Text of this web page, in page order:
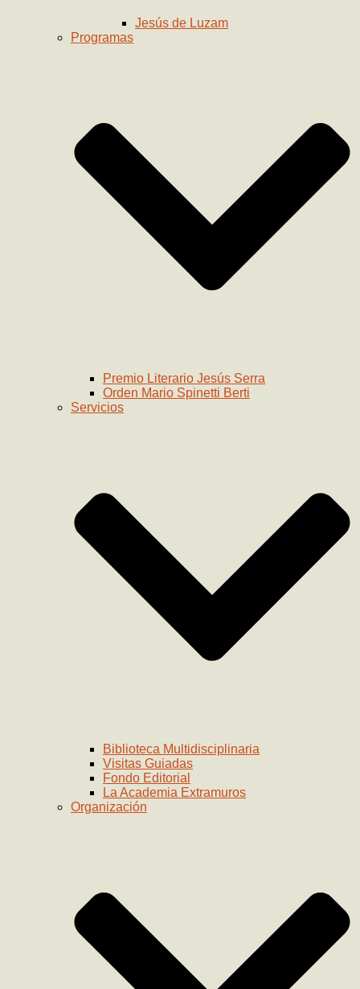
Jesús de Luzam
Programas
Premio Literario Jesús Serra
Orden Mario Spinetti Berti
Servicios
Biblioteca Multidisciplinaria
Visitas Guiadas
Fondo Editorial
La Academia Extramuros
Organización